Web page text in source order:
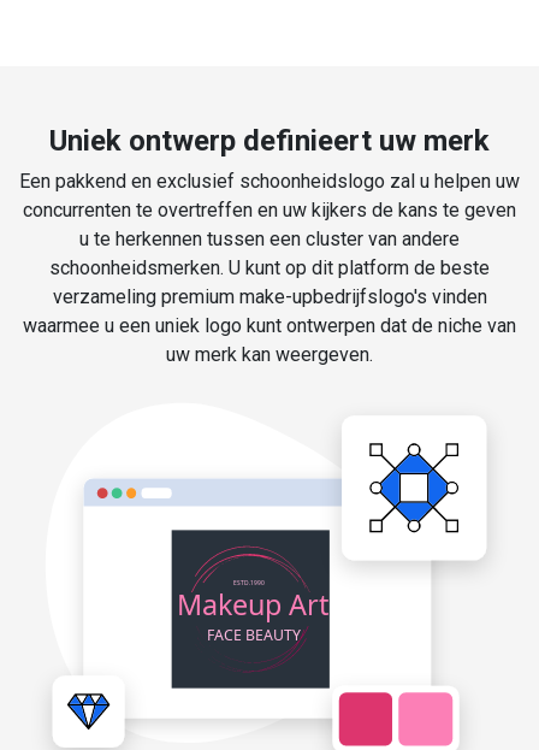
Uniek ontwerp definieert uw merk
Een pakkend en exclusief schoonheidslogo zal u helpen uw
concurrenten te overtreffen en uw kijkers de kans te geven
u te herkennen tussen een cluster van andere
schoonheidsmerken. U kunt op dit platform de beste
verzameling premium make-upbedrijfslogo's vinden
waarmee u een uniek logo kunt ontwerpen dat de niche van
uw merk kan weergeven.